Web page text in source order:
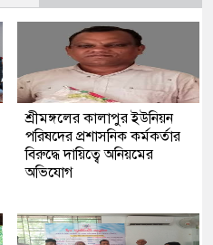
শ্রীমঙ্গলের কালাপুর ইউনিয়ন
পরিষদের প্রশাসনিক কর্মকর্তার
বিরুদ্ধে দায়িত্বে অনিয়মের
অভিযোগ